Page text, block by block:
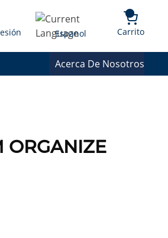
Language
Espanol Carrito{0}
Acerca De Nosotros
ORGANIZE